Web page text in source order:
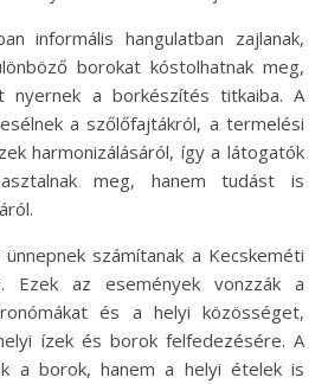
informális hangulatban zajlanak,
borokat kóstolhatnak meg,
nyernek a borkészítés titkaiba. A
a szőlőfajtákról, a termelési
harmonizálásáról, így a látogatók
meg, hanem tudást is
számítanak a Kecskeméti
Ezek az események vonzzák a
és a helyi közösséget,
ízek és borok felfedezésére. A
a borok, hanem a helyi ételek is